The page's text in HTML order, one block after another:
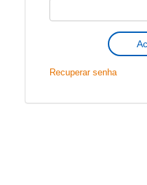
Recuperar senha